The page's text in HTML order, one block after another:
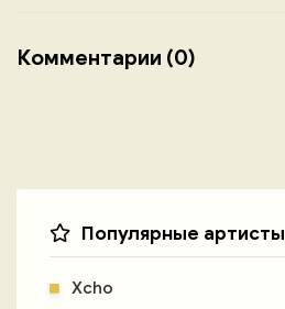
Комментарии (0)
Популярные артисты
Xcho